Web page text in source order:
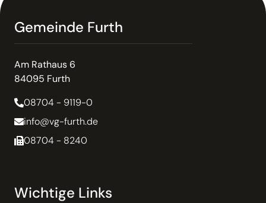
Gemeinde Furth
Am Rathaus 6
84095 Furth
08704 - 9119-0
info@vg-furth.de
08704 - 8240
Wichtige Links